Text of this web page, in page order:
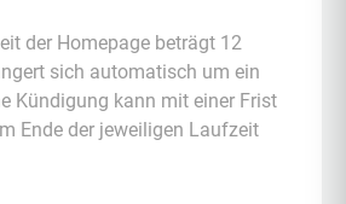
in Formularen
Social und Videos Integration
des Homepage Systems
globalen Sicherheitsrichtlinie
Verfügbarkeit und des Hostings
der Homepage beträgt 12
sich automatisch um ein
Kündigung kann mit einer Frist
Ende der jeweiligen Laufzeit